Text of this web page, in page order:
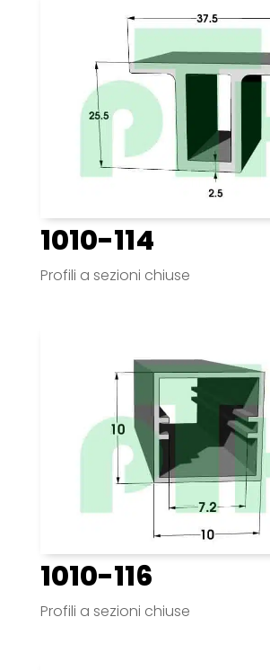
1010-114
Profili a sezioni chiuse
1010-116
Profili a sezioni chiuse